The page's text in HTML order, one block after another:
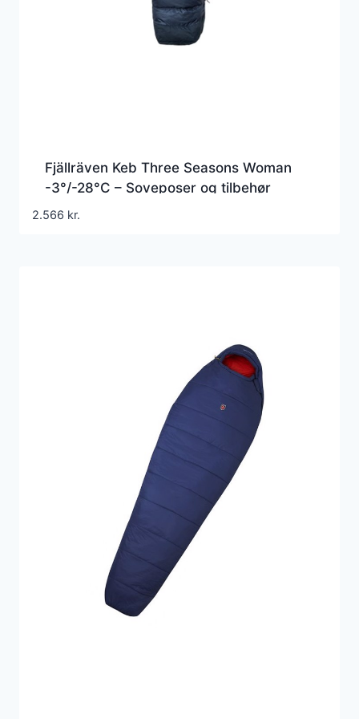
Fjällräven Keb Three Seasons Woman
-3°/-28°C – Soveposer og tilbehør
2.566 kr.